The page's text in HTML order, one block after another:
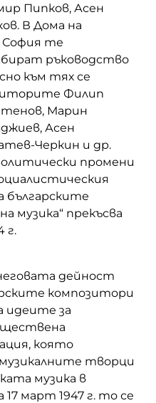
Пипков, Асен
В Дома на
София те
ръководство
към тях се
Филип
Марин
Асен
Черкин и др.
промени
музика“ прекъсва
г.
дейност
композитори
идеите за
която
творци
музика в
март 1947 г. то се